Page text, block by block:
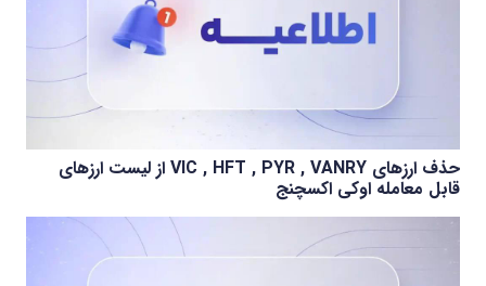
حذف ارزهای VIC , HFT , PYR , VANRY از لیست ارزهای
قابل معامله اوکی اکسچنج